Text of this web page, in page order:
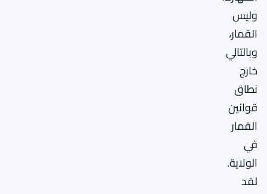
وليس
القمار،
وبالتالي
خارج
نطاق
قوانين
القمار
في
الولاية.
لقد